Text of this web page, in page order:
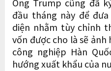
Ông Trump cũng đã
đầu tháng này để
diện nhằm tùy chỉnh
vốn được cho là sẽ
công nghiệp Hàn
hướng xuất khẩu của